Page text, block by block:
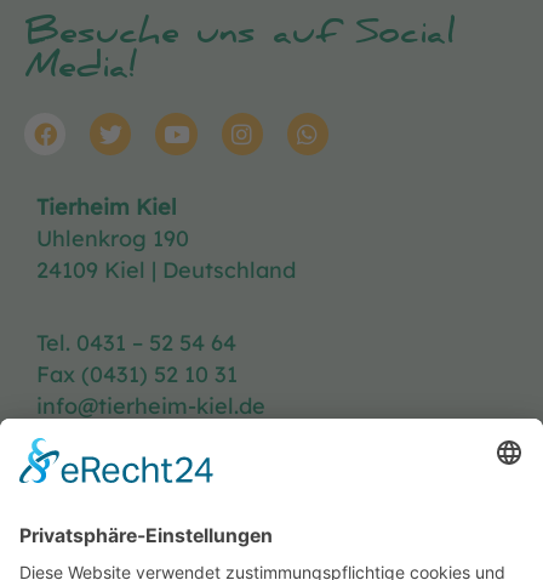
Besuche uns auf Social
Media!
Tierheim Kiel
Uhlenkrog 190
24109 Kiel | Deutschland
Tel. 0431 – 52 54 64
Fax (0431) 52 10 31
info@tierheim-kiel.de
Spenden
Kontakt & Anfahrt